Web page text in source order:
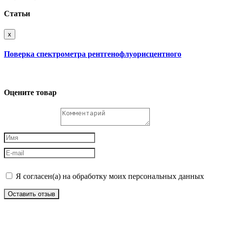
Статьи
x
Поверка спектрометра рентгенофлуорисцентного
Оцените товар
Я согласен(а) на обработку моих персональных данных
Оставить отзыв